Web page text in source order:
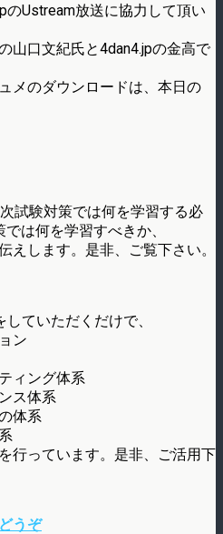
のUstream放送に協力して頂い
山口文紀氏と4dan4.jpの金高で
メのダウンロードは、本日の
試験対策では何を学習する必
は何を学習すべきか、
えします。是非、ご覧下さい。
ていただくだけで、
ン
ィング体系
ス体系
体系
行っています。是非、ご活用下
うぞ